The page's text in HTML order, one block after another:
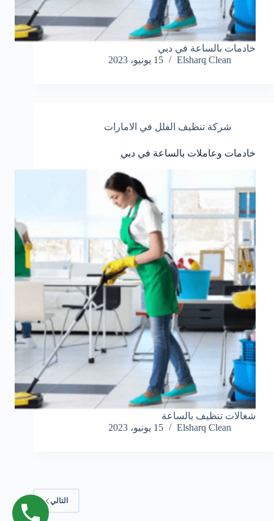
خادمات بالساعة في دبي
Elsharq Clean
15 يونيو، 2023
شركة تنظيف الفلل في الامارات
خادمات وعاملات بالساعة في دبي
شغالات تنظيف بالساعة
Elsharq Clean
15 يونيو، 2023
التالي